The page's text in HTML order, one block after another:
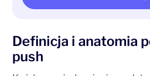
Definicja i anatomia
push